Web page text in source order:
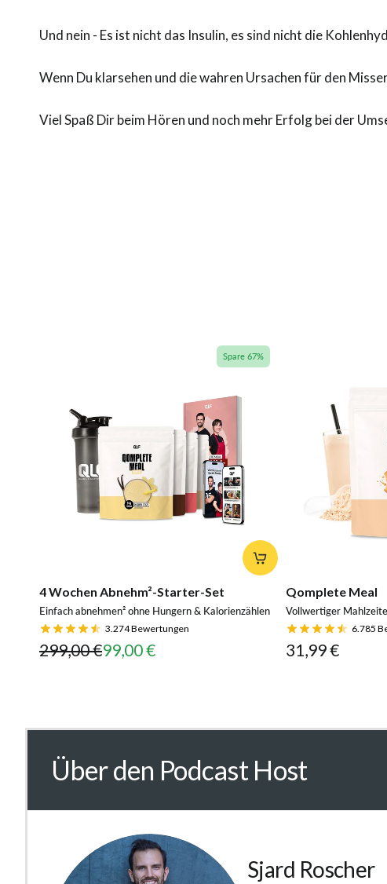
Und nein - Es ist nicht das Insulin, es sind nicht die
Wenn Du klarsehen und die wahren Ursachen für den
Viel Spaß Dir beim Hören und noch mehr Erfolg bei der
Spare 67%
4 Wochen Abnehm²-Starter-Set
Einfach abnehmen² ohne Hungern & Kalorienzählen
3.274Bewertungen
299,00 €99,00 €
Qomplete Meal
Vollwertiger
6.785
31,99 €
Über den Podcast Host
Sjard Roscher